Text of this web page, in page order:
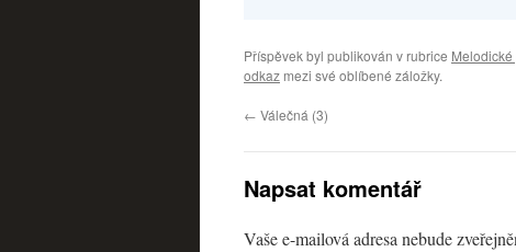
Příspěvek byl publikován v rubrice
odkaz mezi své oblíbené záložky.
← Válečná (3)
Napsat komentář
Vaše e-mailová adresa nebude